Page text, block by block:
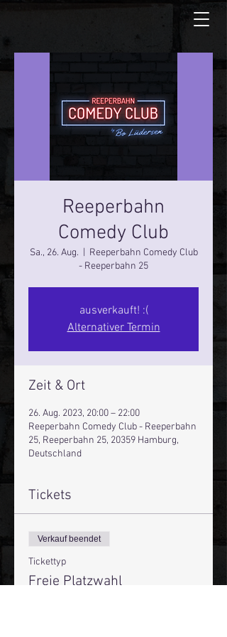
Reeperbahn
Comedy Club
Sa., 26. Aug.
Reeperbahn Comedy Club
- Reeperbahn 25
ausverkauft! :(
Alternativer Termin
Zeit & Ort
26. Aug. 2023, 20:00 – 22:00
Reeperbahn Comedy Club - Reeperbahn
25, Reeperbahn 25, 20359 Hamburg,
Deutschland
Tickets
Verkauf beendet
Tickettyp
Freie Platzwahl